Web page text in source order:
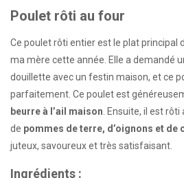
Poulet rôti au four
Ce poulet rôti entier est le plat principal
ma mère cette année. Elle a demandé
douillette avec un festin maison, et ce
parfaitement. Ce poulet est
beurre à l’ail maison . Ensuite, il est
de pommes de terre, d’oignons et de
juteux, savoureux et très satisfaisant.
Ingrédients :